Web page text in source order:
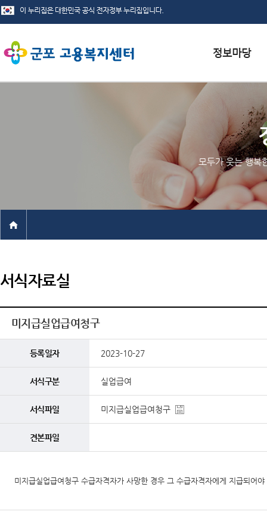
채용정보
인재정보
관련사이트
모두가 웃는 행복
서식자료실
미지급실업급여청구
등록일자 2023-10-27
서식구분 실업급여
서식파일 미지급실업급여청구
견본파일
미지급실업급여청구 수급자격자가 사망한 경우 그 수급자격자에게 지급되어